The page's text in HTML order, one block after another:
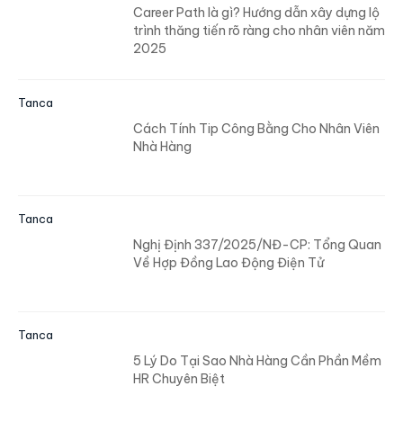
Career Path là gì? Hướng dẫn xây dựng lộ
trình thăng tiến rõ ràng cho nhân viên năm
2025
Cách Tính Tip Công Bằng Cho Nhân Viên
Nhà Hàng
Về Hợp Đồng Lao Động Điện Tử
HR Chuyên Biệt